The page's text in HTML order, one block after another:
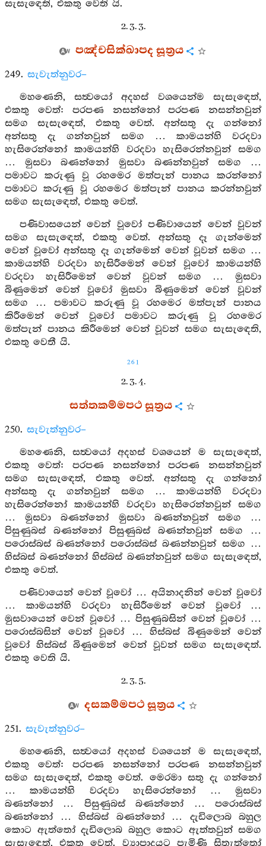
සැසැඳෙති, එකතු වෙති යි.
2. 3. 3.
පඤ්චසික්ඛාපද සූත්‍රය
249. සැවැත්නුවර–
මහණෙනි, සත්‍වයෝ අදහස් වශයෙන්ම සැසැඳෙත්,
එකතු වෙත්: පරපණ නසන්නෝ පරපණ නසන්නවුන්
සමග සැසැඳෙත්, එකතු වෙත්. අන්සතු දැ ගන්නෝ
අන්සතු දැ ගන්නවුන් සමග … කාමයන්හි වරදවා
හැසිරෙන්නෝ කාමයන්හි වරදවා හැසිරෙන්නවුන් සමග
… මුසවා බණන්නෝ මුසවා බණන්නවුන් සමග …
පමාවට කරුණු වූ රහමෙර මත්පැන් පානය කරන්නෝ
පමාවට කරුණු වූ රහමෙර මත්පැන් පානය කරන්නවුන්
සමග සැසැඳෙත්, එකතු වෙත්.
පණිවාසයෙන් වෙන් වූවෝ පණිවායෙන් වෙන් වූවන්
සමග සැසැඳෙත්, එකතු වෙත්. අන්සතු දෑ ගැන්මෙන්
වෙන් වූවෝ අන්සතු දෑ ගැන්මෙන් වෙන් වූවන් සමග …
කාමයන්හි වරදවා හැසිරීමෙන් වෙන් වූවෝ කාමයන්හි
වරදවා හැසිරීමෙන් වෙන් වූවන් සමග … මුසවා
බිණුමෙන් වෙන් වූවෝ මුසවා බිණුමෙන් වෙන් වූවන්
සමග … පමාවට කරුණු වූ රහමෙර මත්පැන් පානය
කිරීමෙන් වෙන් වූවෝ පමාවට කරුණු වූ රහමෙර
මත්පැන් පානය කිරීමෙන් වෙන් වූවන් සමග සැසැඳෙති,
එකතු වෙතී යි.
261
2. 3. 4.
සත්තකම්මපථ සූත්‍රය
250. සැවැත්නුවර–
මහණෙනි, සත්‍වයෝ අදහස් වශයෙන් ම සැසැඳෙත්,
එකතු වෙත්: පරපණ නසන්නෝ පරපණ නසන්නවුන්
සමග සැසැඳෙත්, එකතු වෙත්. අන්සතු දැ ගන්නෝ
අන්සතු දැ ගන්නවුන් සමග … කාමයන්හි වරදවා
හැසිරෙන්නෝ කාමයන්හි වරදවා හැසිරෙන්නවුන් සමග
… මුසවා බණන්නෝ මුසවා බණන්නවුන් සමග …
පිසුණුබස් බණන්නෝ පිසුණුබස් බණන්නවුන් සමග …
පරොස්බස් බණන්නෝ පරොස්බස් බණන්නවුන් සමග …
හිස්බස් බණන්නෝ හිස්බස් බණන්නවුන් සමග සැසැඳෙත්,
එකතු වෙත්.
පණිවායෙන් වෙන් වූවෝ … අයිනාදනින් වෙන් වූවෝ
… කාමයන්හි වරදවා හැසිරීමෙන් වෙන් වූවෝ …
මුසවායෙන් වෙන් වූවෝ … පිසුණුබසින් වෙන් වූවෝ …
පරොස්බසින් වෙන් වූවෝ … හිස්බස් බිණුමෙන් වෙන්
වූවෝ හිස්බස් බිණුමෙන් වෙන් වූවන් සමග සැසැඳෙත්.
එකතු වෙති යි.
2. 3. 5.
දසකම්මපථ සූත්‍රය
251. සැවැත්නුවර–
මහණෙනි, සත්‍වයෝ අදහස් වශයෙන් ම සැසැඳෙත්,
එකතු වෙත්: පරපණ නසන්නෝ පරපණ නසන්නවුන්
සමග සැසැඳෙත්, එකතු වෙත්. මෙරමා සතු දැ ගන්නෝ
… කාමයන්හි වරදවා හැසිරෙන්නෝ … මුසවා
බණන්නෝ … පිසුණුබස් බණන්නෝ … පරොස්බස්
බණන්නෝ … හිස්බස් බණන්නෝ … දැඩිලොබ බහුල
කොට ඇත්තෝ දැඩිලොබ බහුල කොට ඇත්තවුන් සමග
සැසැඳෙත්, එකතු වෙත්. ව්‍යාපාදයට පැමිණි සිතැත්තෝ